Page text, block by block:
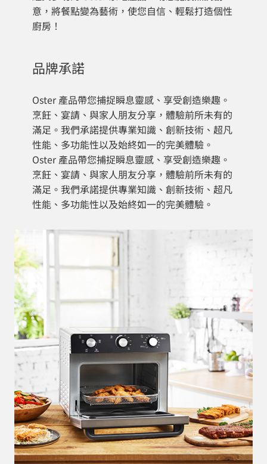
意，將餐點變為藝術，使您自信、輕鬆打造個性
廚房！
品牌承諾
Oster 產品帶您捕捉瞬息靈感、享受創造樂趣。
烹飪、宴請、與家人朋友分享，體驗前所未有的
滿足。我們承諾提供專業知識、創新技術、超凡
性能、多功能性以及始終如一的完美體驗。
Oster 產品帶您捕捉瞬息靈感、享受創造樂趣。
烹飪、宴請、與家人朋友分享，體驗前所未有的
滿足。我們承諾提供專業知識、創新技術、超凡
性能、多功能性以及始終如一的完美體驗。